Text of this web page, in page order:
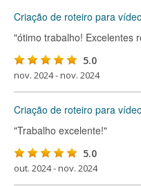
Criação de roteiro para
"ótimo trabalho! Excelentes
5.0
nov. 2024 - nov. 2024
Criação de roteiro para
"Trabalho excelente!"
5.0
out. 2024 - nov. 2024